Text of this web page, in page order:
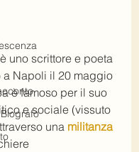
uno scrittore e poeta
a Napoli il 20 maggio
è famoso per il suo
e sociale (vissuto
una militanza